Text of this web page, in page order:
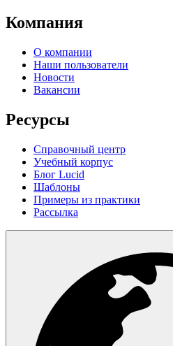
Компания
О компании
Наши пользователи
Новости
Вакансии
Ресурсы
Справочный центр
Учебный корпус
Блог Lucid
Шаблоны
Примеры из практики
Рассылка